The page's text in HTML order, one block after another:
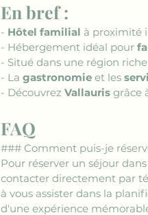
En bref :
- Hôtel familial à proximité
- Hébergement idéal pour
- Situé dans une région
- La gastronomie et les
- Découvrez Vallauris grâce
FAQ
### Comment puis-je
Pour réserver un séjour
contacter directement par
à vous assister dans la
d'une expérience